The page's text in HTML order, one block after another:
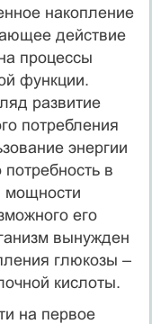
накопление
действие
процессы
функции.
развитие
потребления
энергии
потребность в
мощности
его
вынужден
глюкозы –
кислоты.
на первое